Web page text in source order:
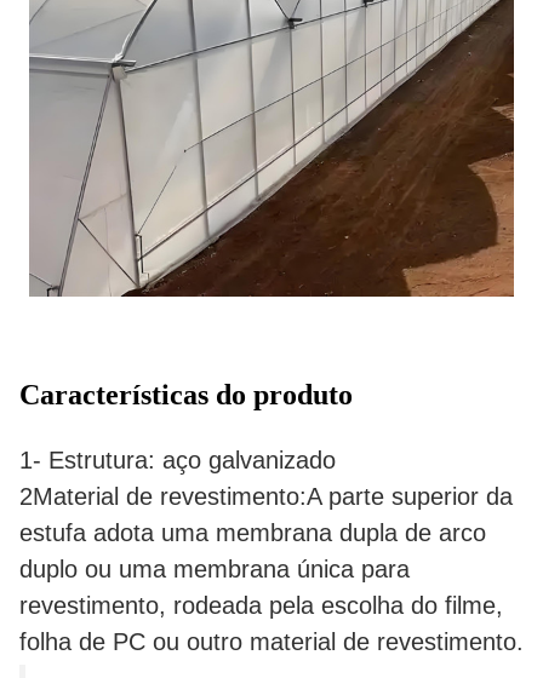
Características do produto
1- Estrutura: aço galvanizado
2Material de revestimento:A parte superior da
estufa adota uma membrana dupla de arco
duplo ou uma membrana única para
revestimento, rodeada pela escolha do filme,
folha de PC ou outro material de revestimento.